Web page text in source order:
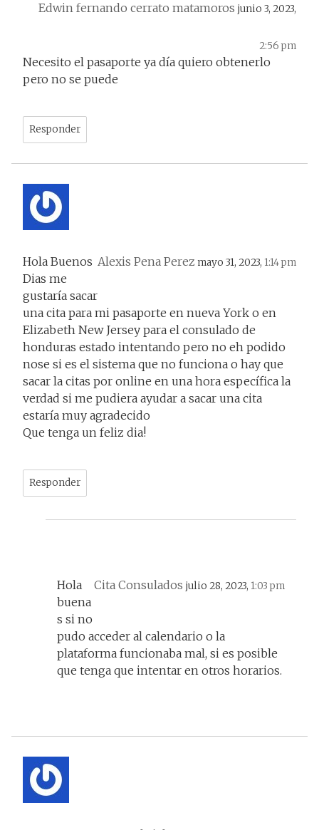
Edwin fernando cerrato matamoros junio 3, 2023,
2:56 pm
Necesito el pasaporte ya día quiero obtenerlo
pero no se puede
Responder
Alexis Pena Perez mayo 31, 2023, 1:14 pm
Hola Buenos
Dias me
gustaría sacar
una cita para mi pasaporte en nueva York o en
Elizabeth New Jersey para el consulado de
honduras estado intentando pero no eh podido
nose si es el sistema que no funciona o hay que
sacar la citas por online en una hora específica la
verdad si me pudiera ayudar a sacar una cita
estaría muy agradecido
Que tenga un feliz dia!
Responder
Cita Consulados julio 28, 2023, 1:03 pm
Hola
buena
s si no
pudo acceder al calendario o la
plataforma funcionaba mal, si es posible
que tenga que intentar en otros horarios.